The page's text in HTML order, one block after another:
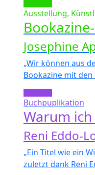
Ausstellung,
Josephine
„Wir können aus
Bookazine mit den
Buchpuplikation
Warum
Reni Eddo-
„Ein Titel wie ein
zuletzt dank Reni